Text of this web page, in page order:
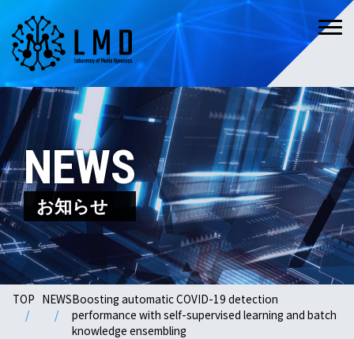
NEWS
お知らせ
TOP NEWSBoosting automatic COVID-19 detection
performance with self-supervised learning and batch
knowledge ensembling